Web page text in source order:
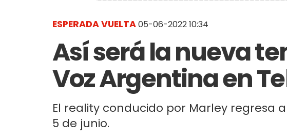
ESPERADA VUELTA05-06-2022 10:34
Así será la nueva
Voz Argentina en
El reality conducido por Marley regresa
5 de junio.